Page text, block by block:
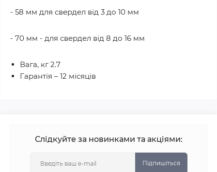
- 58 мм для свердел від 3 до 10 мм
- 70 мм - для свердел від 8 до 16 мм
Вага, кг 2.7
Гарантія – 12 місяців
Слідкуйте за новинками та акціями:
Підпишіться